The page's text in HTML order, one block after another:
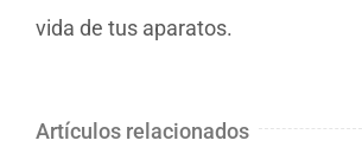
vida de tus aparatos.
Artículos relacionados